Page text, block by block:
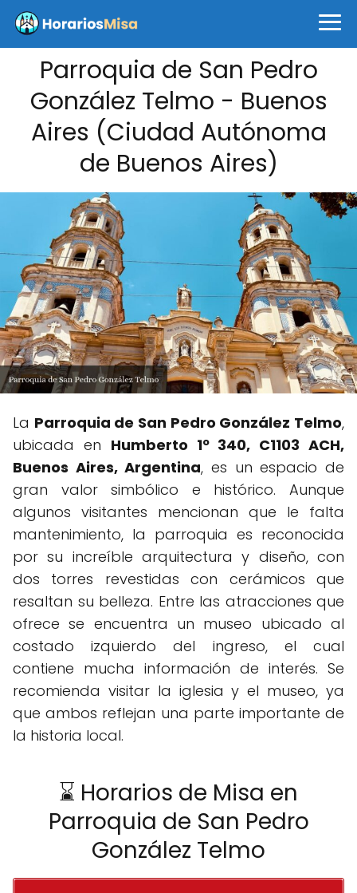
Parroquia de San Pedro
González Telmo - Buenos
Aires (Ciudad Autónoma
de Buenos Aires)
La Parroquia de San Pedro González Telmo,
ubicada en Humberto 1º 340, C1103 ACH,
Buenos Aires, Argentina, es un espacio de
gran valor simbólico e histórico. Aunque
algunos visitantes mencionan que le falta
mantenimiento, la parroquia es reconocida
por su increíble arquitectura y diseño, con
dos torres revestidas con cerámicos que
resaltan su belleza. Entre las atracciones que
ofrece se encuentra un museo ubicado al
costado izquierdo del ingreso, el cual
contiene mucha información de interés. Se
recomienda visitar la iglesia y el museo, ya
que ambos reflejan una parte importante de
la historia local.
⌛ Horarios de Misa en
Parroquia de San Pedro
González Telmo